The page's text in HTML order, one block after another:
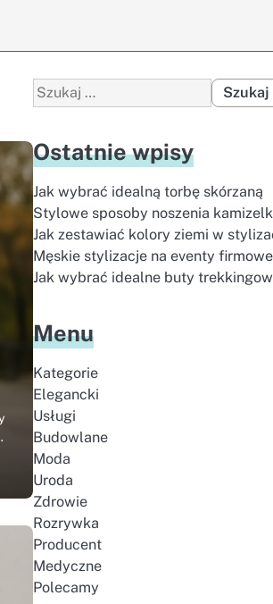
Szukaj:
Ostatnie wpisy
Jak wybrać idealną torbę skórzaną
Stylowe sposoby noszenia
Jak zestawiać kolory ziemi w
Męskie stylizacje na eventy firmowe
Jak wybrać idealne buty
Menu
Kategorie
Elegancki
Usługi
Budowlane
Moda
Uroda
Zdrowie
Rozrywka
Producent
Medyczne
Polecamy